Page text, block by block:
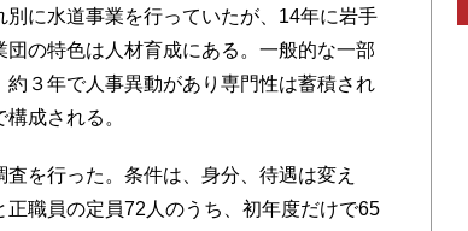
に水道事業を行っていたが、14年に岩手
の特色は人材育成にある。一般的な一部
３年で人事異動があり専門性は蓄積され
成される。
を行った。条件は、身分、待遇は変え
職員の定員72人のうち、初年度だけで65